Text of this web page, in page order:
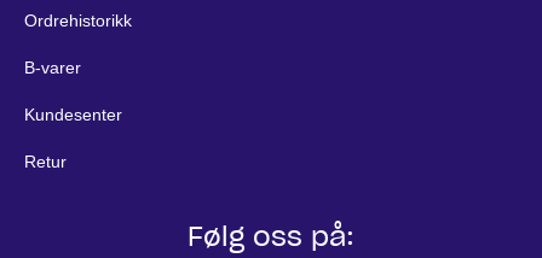
Ordrehistorikk
B-varer
Kundesenter
Retur
Følg oss på: